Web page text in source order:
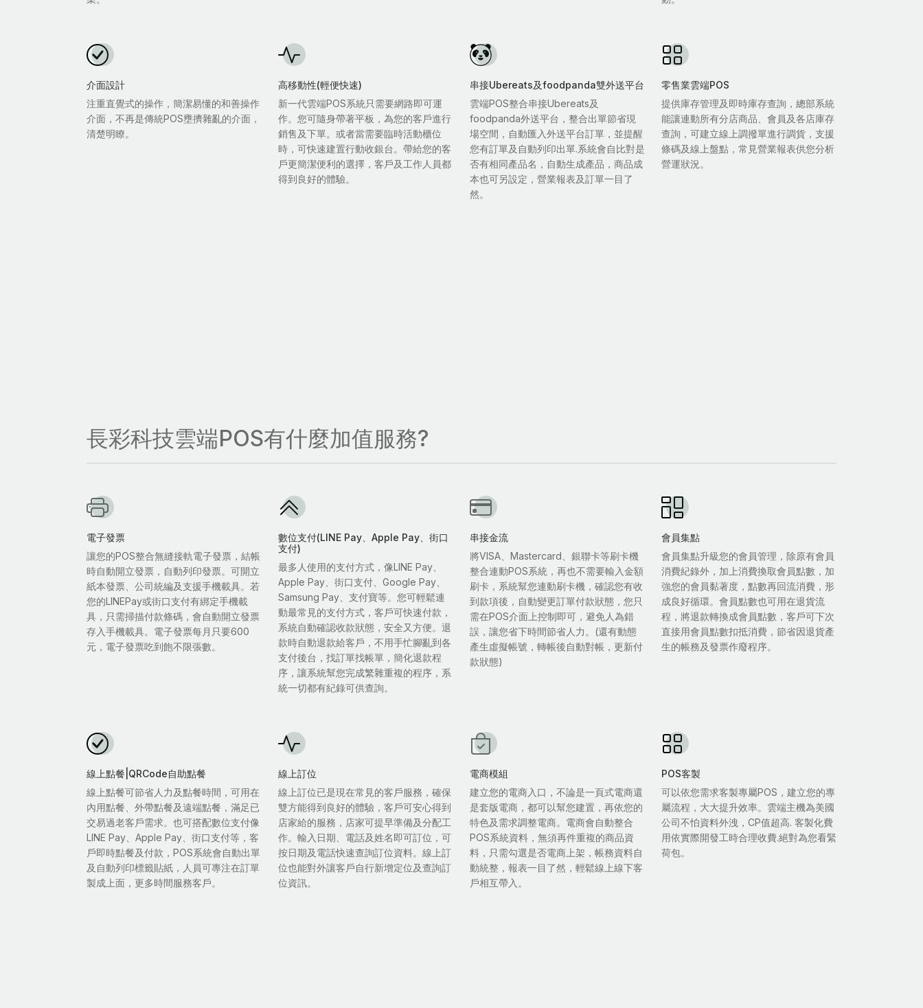
介面設計
注重直覺式的操作，簡潔易懂的和善操作
介面，不再是傳統POS壅擠雜亂的介面，
清楚明瞭。
高移動性(輕便快速)
新一代雲端POS系統只需要網路即可運
作。您可隨身帶著平板，為您的客戶進行
銷售及下單。或者當需要臨時活動櫃位
時，可快速建置行動收銀台。帶給您的客
戶更簡潔便利的選擇，客戶及工作人員都
得到良好的體驗。
串接Ubereats及foodpanda雙外送平台
雲端POS整合串接Ubereats及
foodpanda外送平台，整合出單節省現
場空間，自動匯入外送平台訂單，並提醒
您有訂單及自動列印出單.系統會自比對是
否有相同產品名，自動生成產品，商品成
本也可另設定，營業報表及訂單一目了
然。
零售業雲端POS
提供庫存管理及即時庫存查詢，總部系統
能讓連動所有分店商品、會員及各店庫存
查詢，可建立線上調撥單進行調貨，支援
條碼及線上盤點，常見營業報表供您分析
營運狀況。
長彩科技雲端POS有什麼加值服務?
電子發票
讓您的POS整合無縫接軌電子發票，結帳
時自動開立發票，自動列印發票。可開立
紙本發票、公司統編及支援手機載具。若
您的LINEPay或街口支付有綁定手機載
具，只需掃描付款條碼，會自動開立發票
存入手機載具。電子發票每月只要600
元，電子發票吃到飽不限張數。
數位支付(LINE Pay、Apple Pay、街口
支付)
最多人使用的支付方式，像LINE Pay、
Apple Pay、街口支付、Google Pay、
Samsung Pay、支付寶等。您可輕鬆連
動最常見的支付方式，客戶可快速付款，
系統自動確認收款狀態，安全又方便。退
款時自動退款給客戶，不用手忙腳亂到各
支付後台，找訂單找帳單，簡化退款程
序，讓系統幫您完成繁雜重複的程序，系
統一切都有紀錄可供查詢。
串接金流
將VISA、Mastercard、銀聯卡等刷卡機
整合連動POS系統，再也不需要輸入金額
刷卡，系統幫您連動刷卡機，確認您有收
到款項後，自動變更訂單付款狀態，您只
需在POS介面上控制即可，避免人為錯
誤，讓您省下時間節省人力。(還有動態
產生虛擬帳號，轉帳後自動對帳，更新付
款狀態)
會員集點
會員集點升級您的會員管理，除原有會員
消費紀錄外，加上消費換取會員點數，加
強您的會員黏著度，點數再回流消費，形
成良好循環。會員點數也可用在退貨流
程，將退款轉換成會員點數，客戶可下次
直接用會員點數扣抵消費，節省因退貨產
生的帳務及發票作廢程序。
線上點餐|QRCode自助點餐
線上點餐可節省人力及點餐時間，可用在
內用點餐、外帶點餐及遠端點餐，滿足已
交易過老客戶需求。也可搭配數位支付像
LINE Pay、Apple Pay、街口支付等，客
戶即時點餐及付款，POS系統會自動出單
及自動列印標籤貼紙，人員可專注在訂單
製成上面，更多時間服務客戶。
線上訂位
線上訂位已是現在常見的客戶服務，確保
雙方能得到良好的體驗，客戶可安心得到
店家給的服務，店家可提早準備及分配工
作。輸入日期、電話及姓名即可訂位，可
按日期及電話快速查詢訂位資料。線上訂
位也能對外讓客戶自行新增定位及查詢訂
位資訊。
電商模組
建立您的電商入口，不論是一頁式電商還
是套版電商，都可以幫您建置，再依您的
特色及需求調整電商。電商會自動整合
POS系統資料，無須再件重複的商品資
料，只需勾選是否電商上架，帳務資料自
動統整，報表一目了然，輕鬆線上線下客
戶相互帶入。
POS客製
可以依您需求客製專屬POS，建立您的專
屬流程，大大提升效率。雲端主機為美國
公司不怕資料外洩，CP值超高. 客製化費
用依實際開發工時合理收費.絕對為您看緊
荷包。